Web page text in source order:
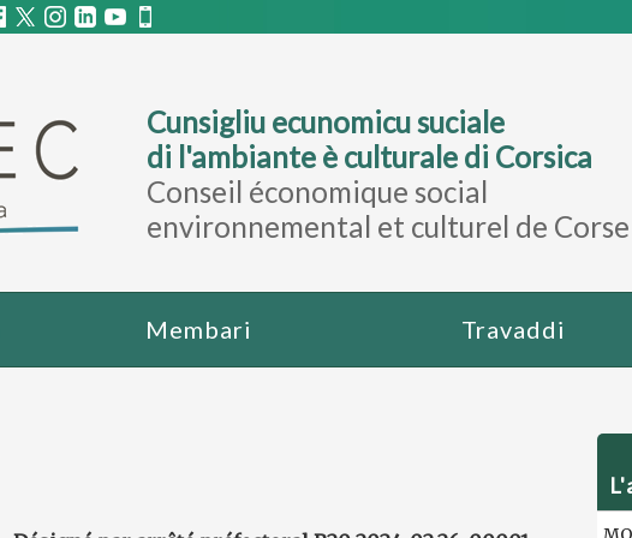
Cunsigliu ecunomicu suciale
di l'ambiante è culturale di Corsica
Conseil économique social
environnemental et culturel de Corse
Membari Travaddi